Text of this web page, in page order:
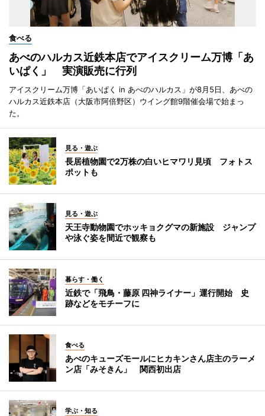
食べる
あべのハルカス近鉄本店でアイスクリーム万博「あ
いぱく」 実演販売に行列
アイスクリーム万博「あいぱく in あべのハルカス」が8月5日、あべの
ハルカス近鉄本店（大阪市阿倍野区）ウイング館9階催会場で始まっ
た。
見る・遊ぶ
長居植物園で2万株の白いヒマワリ見頃 フォトス
ポットも
見る・遊ぶ
天王寺動物園でホッキョクグマの新施設 ジャンプ
や泳ぐ姿を間近で観察も
暮らす・働く
近鉄で「飛鳥・藤原 四神ライナー」運行開始 史
跡などをモチーフに
食べる
あべのキューズモールにヒカキンさん店主のラーメ
ン店「みそきん」 関西初出店
学ぶ・知る